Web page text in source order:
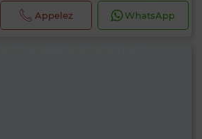
Appelez WhatsApp